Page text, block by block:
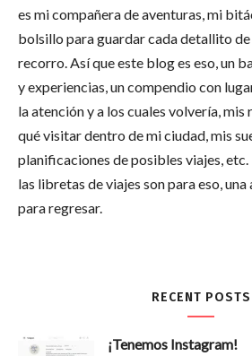
es mi compañera de aventuras, mi
bolsillo para guardar cada detallito de
recorro. Así que este blog es eso, un
y experiencias, un compendio con
la atención y a los cuales volvería, mis
qué visitar dentro de mi ciudad, mis
planificaciones de posibles viajes, etc.
las libretas de viajes son para eso,
para regresar.
RECENT POSTS
¡Tenemos Instagram!